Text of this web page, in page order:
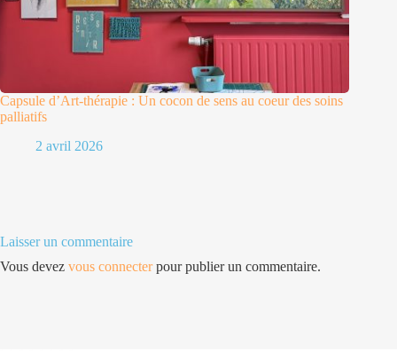
Capsule d’Art-thérapie : Un cocon de sens au coeur des soins
palliatifs
2 avril 2026
Laisser un commentaire
Vous devez vous connecterpour publier un commentaire.